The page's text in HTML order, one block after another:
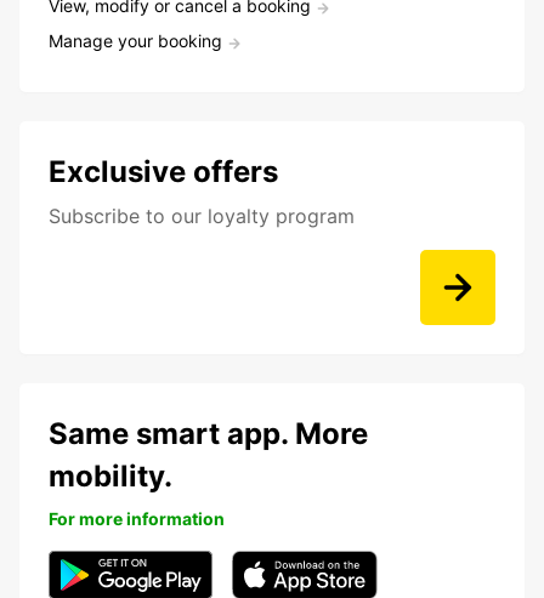
View, modify or cancel a booking
Manage your booking
Exclusive offers
Subscribe to our loyalty program
Same smart app. More
mobility.
For more information